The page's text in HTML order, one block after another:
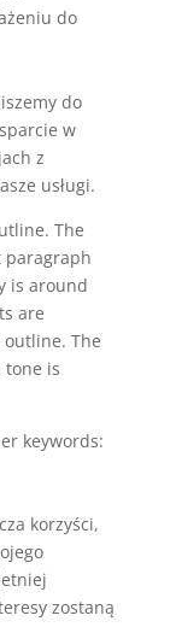
do
do
w
z
usługi.
The
paragraph
is around
are
The
is
keywords:
korzyści,
zostaną